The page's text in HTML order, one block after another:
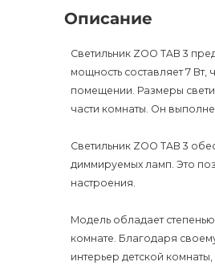
Описание
Светильник ZOO TAB 3
мощность составляет 7
помещении. Размеры
части комнаты. Он
Светильник ZOO TAB 3
диммируемых ламп. Это
настроения.
Модель обладает
комнате. Благодаря
интерьер детской